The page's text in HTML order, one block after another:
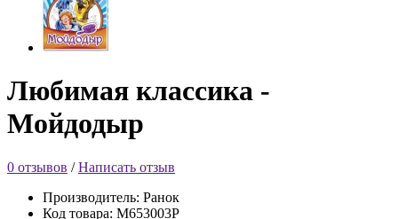
Любимая классика -
Мойдодыр
0 отзывов /Написать отзыв
Производитель: Ранок
Код товара: М653003Р